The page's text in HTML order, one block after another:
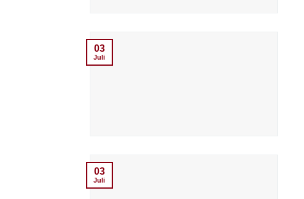
03
Juli
03
Juli